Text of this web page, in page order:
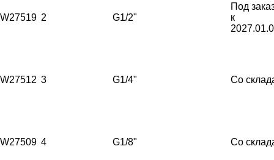
W27519 2 G1/2"
Под
к
W27512 3 G1/4" Со
W27509 4 G1/8" Со